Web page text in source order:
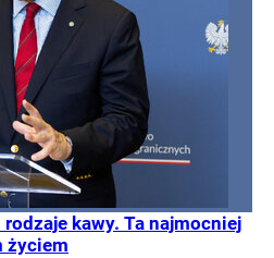
kawy. Ta najmocniej
życiem